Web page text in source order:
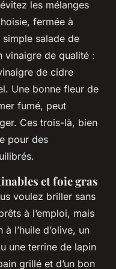
les mélanges
fermée à
simple salade de
vinaigre de qualité :
de cidre
Une bonne fleur de
fumé, peut
Ces trois-là, bien
pour des
et foie gras
voulez briller sans
à l’emploi, mais
l’huile d’olive, un
une terrine de lapin
grillé et d’un bon